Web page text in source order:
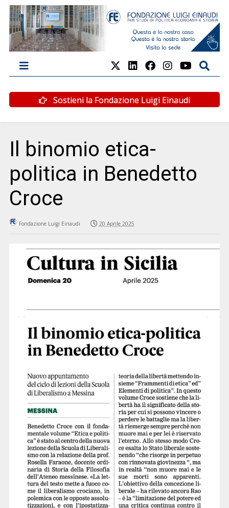
Sostieni la Fondazione Luigi Einaudi
Il binomio etica-
politica in Benedetto
Croce
Fondazione Luigi Einaudi 20 Aprile 2025